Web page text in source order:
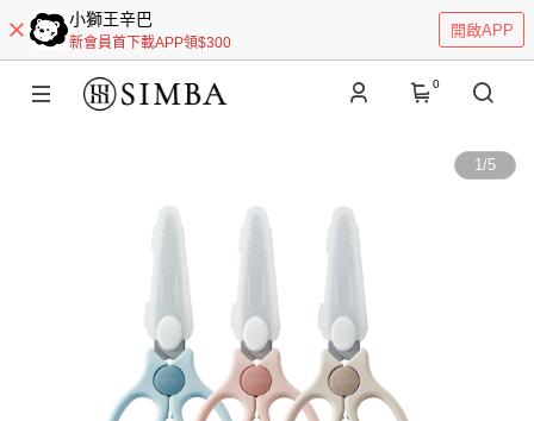
小獅王辛巴
新會員首下載APP領$300
開啟APP
0
1/5